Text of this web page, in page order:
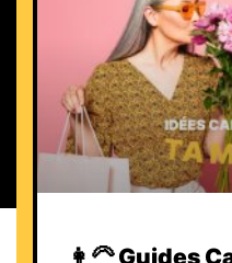
👩‍🦳 Guides